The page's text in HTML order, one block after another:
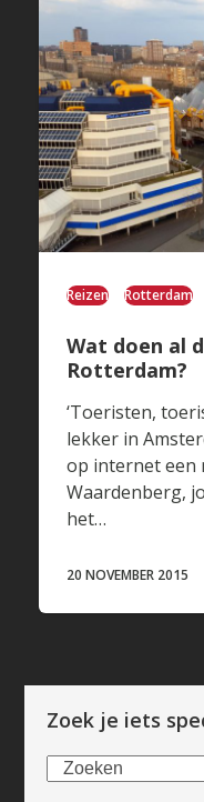
Reizen Rotterdam
Wat doen al
Rotterdam?
‘Toeristen,
lekker in
op internet een
Waardenberg,
het…
20 NOVEMBER 2015
Zoek je iets
Zoeken